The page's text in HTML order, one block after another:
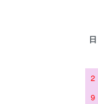
日
2
9